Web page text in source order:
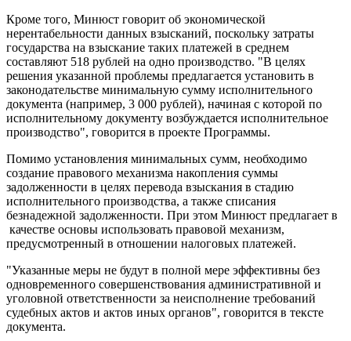
Кроме того, Минюст говорит об экономической
нерентабельности данных взысканий, поскольку затраты
государства на взыскание таких платежей в среднем
составляют 518 рублей на одно производство. "В целях
решения указанной проблемы предлагается установить в
законодательстве минимальную сумму исполнительного
документа (например, 3 000 рублей), начиная с которой по
исполнительному документу возбуждается исполнительное
производство", говорится в проекте Программы.
Помимо установления минимальных сумм, необходимо
создание правового механизма накопления суммы
задолженности в целях перевода взыскания в стадию
исполнительного производства, а также списания
безнадежной задолженности. При этом Минюст предлагает в
качестве основы использовать правовой механизм,
предусмотренный в отношении налоговых платежей.
"Указанные меры не будут в полной мере эффективны без
одновременного совершенствования административной и
уголовной ответственности за неисполнение требований
судебных актов и актов иных органов", говорится в тексте
документа.